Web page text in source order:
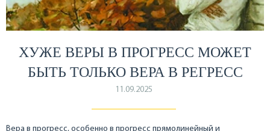
ХУЖЕ ВЕРЫ В ПРОГРЕСС МОЖЕТ
БЫТЬ ТОЛЬКО ВЕРА В РЕГРЕСС
11.09.2025
Вера в прогресс, особенно в прогресс прямолинейный и